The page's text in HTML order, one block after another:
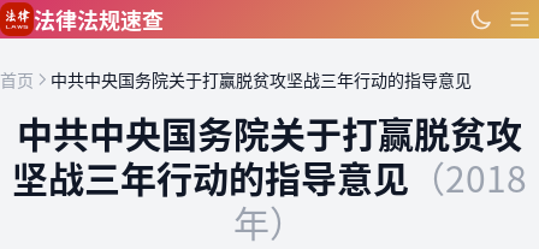
跳到主要内容
法律法规速查
首页 中共中央国务院关于打赢脱贫攻坚战三年行动的指导意见
中共中央国务院关于打赢脱贫攻
坚战三年行动的指导意见 （2018
年）